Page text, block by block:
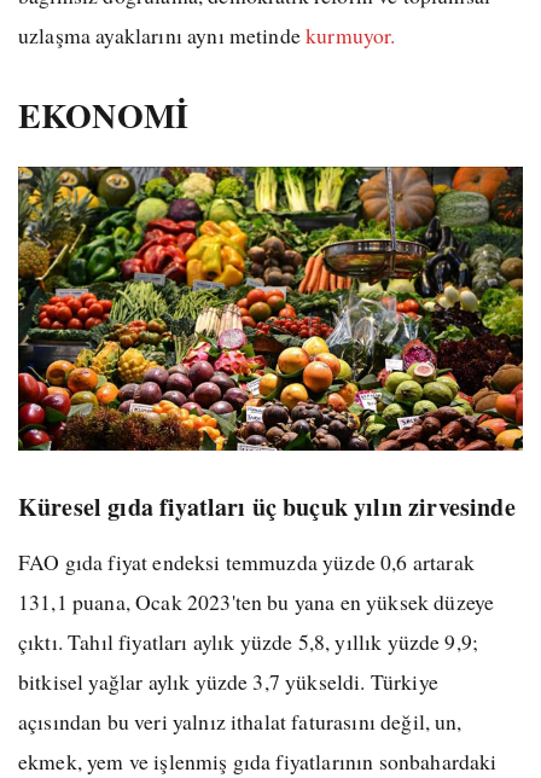
uzlaşma ayaklarını aynı metindekurmuyor.
EKONOMİ
Küresel gıda fiyatları üç buçuk yılın zirvesinde
FAO gıda fiyat endeksi temmuzda yüzde 0,6 artarak
131,1 puana, Ocak 2023'ten bu yana en yüksek düzeye
çıktı. Tahıl fiyatları aylık yüzde 5,8, yıllık yüzde 9,9;
bitkisel yağlar aylık yüzde 3,7 yükseldi. Türkiye
açısından bu veri yalnız ithalat faturasını değil, un,
ekmek, yem ve işlenmiş gıda fiyatlarının sonbahardaki